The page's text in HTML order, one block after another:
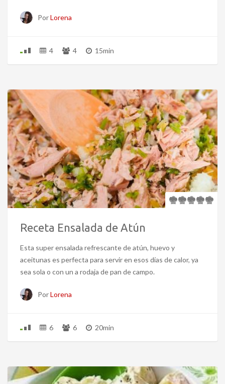
PorLorena
4 4 15min
Receta Ensalada de Atún
Esta super ensalada refrescante de atún, huevo y
aceitunas es perfecta para servir en esos días de calor, ya
sea sola o con un a rodaja de pan de campo.
PorLorena
6 6 20min